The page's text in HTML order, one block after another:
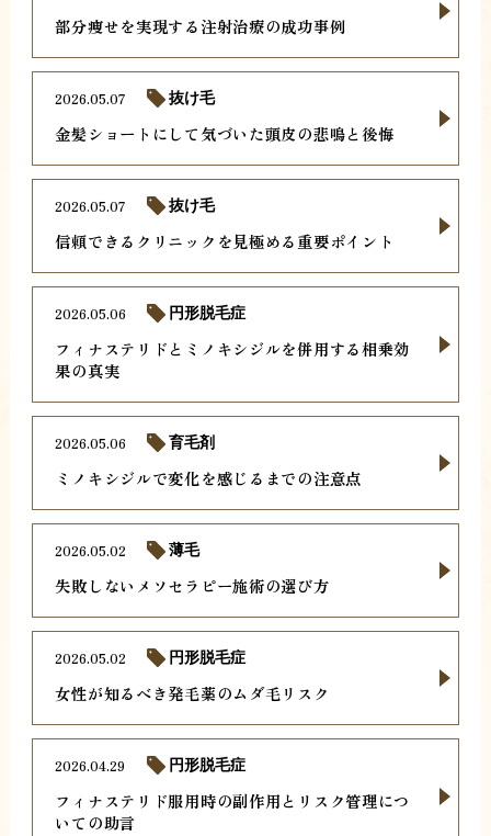
部分痩せを実現する注射治療の成功事例
金髪ショートにして気づいた頭皮の悲鳴と後悔
2026.05.07 抜け毛
信頼できるクリニックを見極める重要ポイント
2026.05.07 抜け毛
フィナステリドとミノキシジルを併用する相乗効
果の真実
2026.05.06 円形脱毛症
ミノキシジルで変化を感じるまでの注意点
2026.05.06 育毛剤
失敗しないメソセラピー施術の選び方
2026.05.02 薄毛
女性が知るべき発毛薬のムダ毛リスク
2026.05.02 円形脱毛症
フィナステリド服用時の副作用とリスク管理につ
いての助言
2026.04.29 円形脱毛症